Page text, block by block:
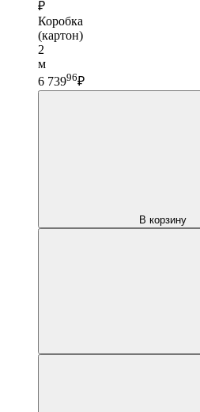
₽
Коробка
(картон)
2
м
6 73996₽
В корзину